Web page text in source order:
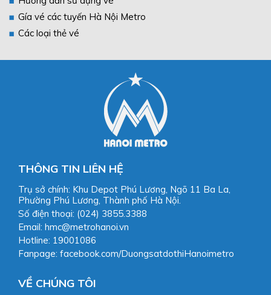
Gía vé các tuyến Hà Nội Metro
Các loại thẻ vé
THÔNG TIN LIÊN HỆ
Trụ sở chính: Khu Depot Phú Lương, Ngõ 11 Ba La,
Phường Phú Lương, Thành phố Hà Nội.
Số điện thoại: (024) 3855.3388
Email: hmc@metrohanoi.vn
Hotline: 19001086
Fanpage: facebook.com/DuongsatdothiHanoimetro
VỀ CHÚNG TÔI